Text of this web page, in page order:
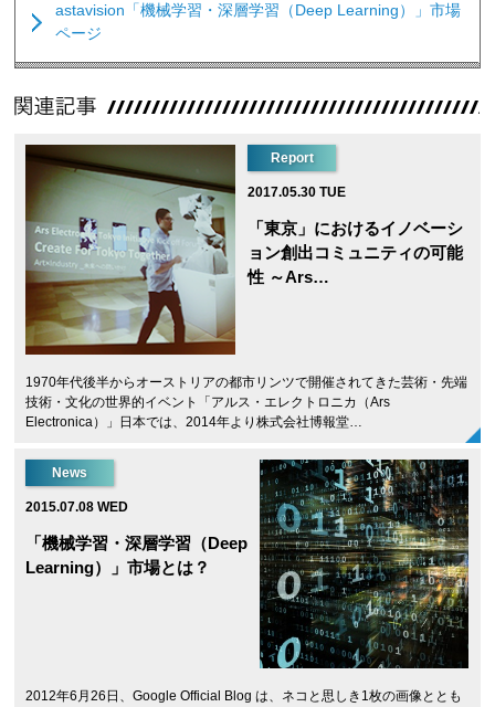
astavision「機械学習・深層学習（Deep Learning）」市場
ページ
Report
2017.05.30 TUE
「東京」におけるイノベーシ
ョン創出コミュニティの可能
性 ～Ars…
1970年代後半からオーストリアの都市リンツで開催されてきた芸術・先端
技術・文化の世界的イベント「アルス・エレクトロニカ（Ars
Electronica）」日本では、2014年より株式会社博報堂…
News
2015.07.08 WED
「機械学習・深層学習（Deep
Learning）」市場とは？
2012年6月26日、Google Official Blog は、ネコと思しき1枚の画像ととも